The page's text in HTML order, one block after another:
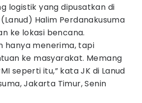
logistik yang dipusatkan di
Halim Perdanakusuma
ke lokasi bencana.
hanya menerima, tapi
ke masyarakat. Memang
seperti itu,” kata JK di Lanud
Jakarta Timur, Senin